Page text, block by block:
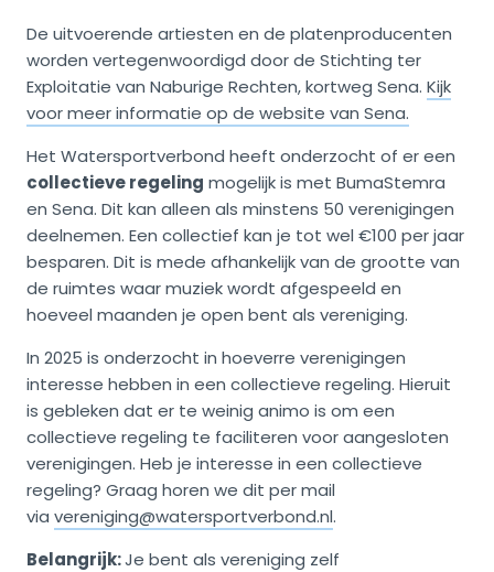
De uitvoerende artiesten en de platenproducenten
worden vertegenwoordigd door de Stichting ter
Exploitatie van Naburige Rechten, kortweg Sena. Kijk
voor meer informatie op de website van Sena.
Het Watersportverbond heeft onderzocht of er een
collectieve regeling mogelijk is met BumaStemra
en Sena. Dit kan alleen als minstens 50 verenigingen
deelnemen. Een collectief kan je tot wel €100 per jaar
besparen. Dit is mede afhankelijk van de grootte van
de ruimtes waar muziek wordt afgespeeld en
hoeveel maanden je open bent als vereniging.
In 2025 is onderzocht in hoeverre verenigingen
interesse hebben in een collectieve regeling. Hieruit
is gebleken dat er te weinig animo is om een
collectieve regeling te faciliteren voor aangesloten
verenigingen. Heb je interesse in een collectieve
regeling? Graag horen we dit per mail
via vereniging@watersportverbond.nl.
Belangrijk:Je bent als vereniging zelf